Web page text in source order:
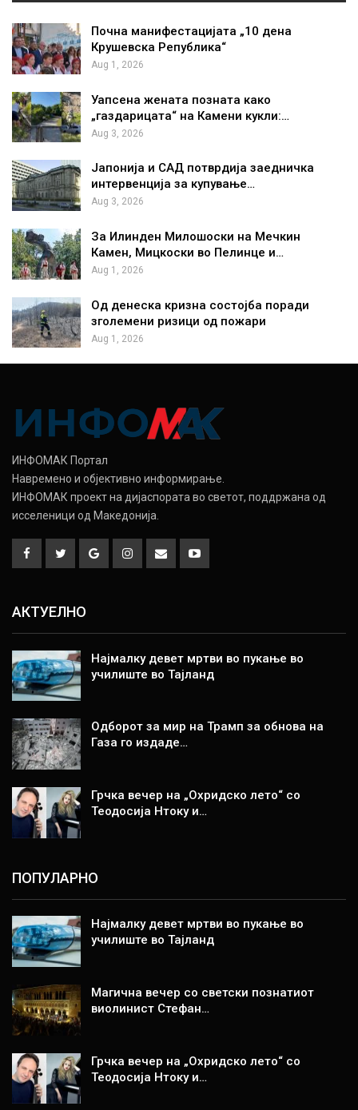
Почна манифестацијата „10 дена
Крушевска Република“
Aug 1, 2026
Уапсена жената позната како
„газдарицата“ на Камени кукли:…
Aug 3, 2026
Јапонија и САД потврдија заедничка
интервенција за купување…
Aug 3, 2026
За Илинден Милошоски на Мечкин
Камен, Мицкоски во Пелинце и…
Aug 1, 2026
Од денеска кризна состојба поради
зголемени ризици од пожари
Aug 1, 2026
ИНФОМАК Портал
Навремено и објективно информирање.
ИНФОМАК проект на дијаспората во светот, поддржана од
исселеници од Македонија.
АКТУЕЛНО
Најмалку девет мртви во пукање во
училиште во Тајланд
Одборот за мир на Трамп за обнова на
Газа го издаде…
Грчка вечер на „Охридско лето“ со
Теодосија Нтоку и…
ПОПУЛАРНО
Најмалку девет мртви во пукање во
училиште во Тајланд
Магична вечер со светски познатиот
виолинист Стефан…
Грчка вечер на „Охридско лето“ со
Теодосија Нтоку и…